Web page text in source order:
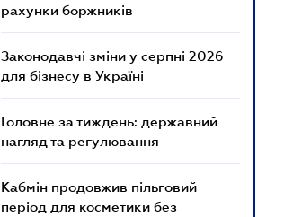
рахунки боржників
Законодавчі зміни у серпні 2026
для бізнесу в Україні
Головне за тиждень: державний
нагляд та регулювання
Кабмін продовжив пільговий
період для косметики без